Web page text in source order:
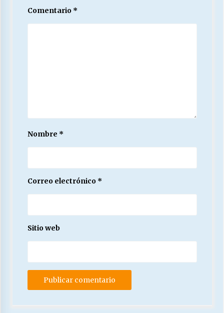
Comentario *
Nombre *
Correo electrónico *
Sitio web